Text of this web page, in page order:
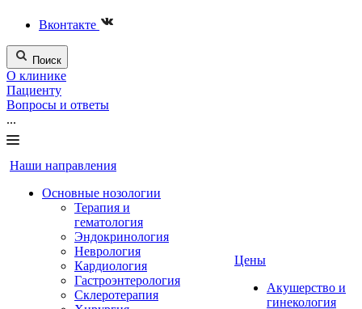
Вконтакте
Поиск
О клинике
Пациенту
Вопросы и ответы
...
Наши направления
Основные нозологии
Терапия и
гематология
Эндокринология
Неврология
Кардиология
Гастроэнтерология
Склеротерапия
Цены
Акушерство и
гинекология